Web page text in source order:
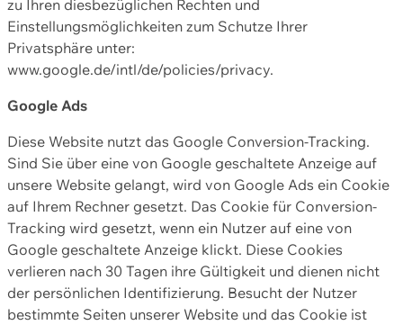
zu Ihren diesbezüglichen Rechten und
Einstellungsmöglichkeiten zum Schutze Ihrer
Privatsphäre unter:
www.google.de/intl/de/policies/privacy.
Google Ads
Diese Website nutzt das Google Conversion-Tracking.
Sind Sie über eine von Google geschaltete Anzeige auf
unsere Website gelangt, wird von Google Ads ein Cookie
auf Ihrem Rechner gesetzt. Das Cookie für Conversion-
Tracking wird gesetzt, wenn ein Nutzer auf eine von
Google geschaltete Anzeige klickt. Diese Cookies
verlieren nach 30 Tagen ihre Gültigkeit und dienen nicht
der persönlichen Identifizierung. Besucht der Nutzer
bestimmte Seiten unserer Website und das Cookie ist